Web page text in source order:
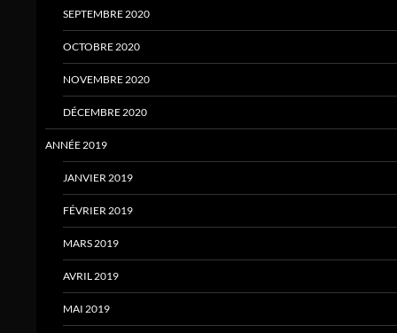
SEPTEMBRE 2020
OCTOBRE 2020
NOVEMBRE 2020
DÉCEMBRE 2020
ANNÉE 2019
JANVIER 2019
FÉVRIER 2019
MARS 2019
AVRIL 2019
MAI 2019